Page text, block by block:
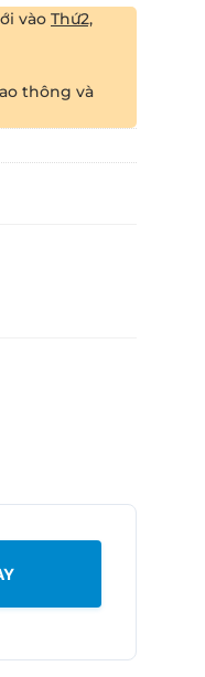
vào Thứ2,
thông và